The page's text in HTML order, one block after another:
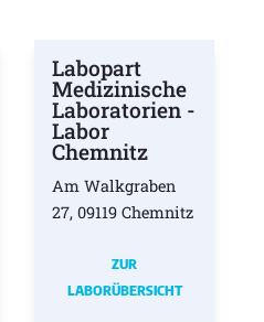
Labopart
Medizinische
Laboratorien -
Labor
Chemnitz
Am Walkgraben
27, 09119 Chemnitz
ZUR
LABORÜBERSICHT